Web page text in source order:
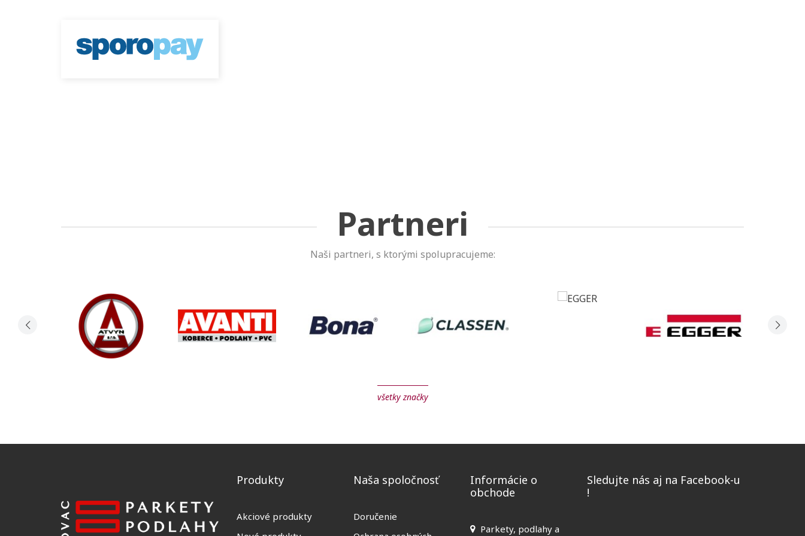
Partneri
Naši partneri, s ktorými spolupracujeme:
všetky značky
Produkty
Akciové produkty
Naša spoločnosť
Doručenie
Informácie o
obchode
Parkety, podlahy a
Sledujte nás aj na Facebook-u
!